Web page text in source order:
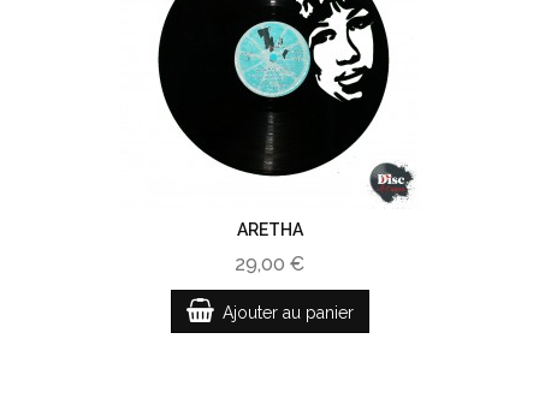
ARETHA
29,00 €
Ajouter au panier